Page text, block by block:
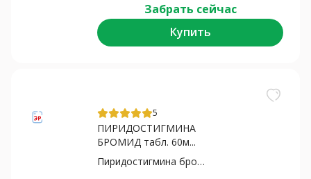
Забрать сейчас
Купить
5
ПИРИДОСТИГМИНА
БРОМИД табл. 60м...
Пиридостигмина бромид